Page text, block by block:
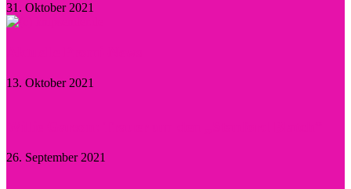
31. Oktober 2021
13. Oktober 2021
26. September 2021